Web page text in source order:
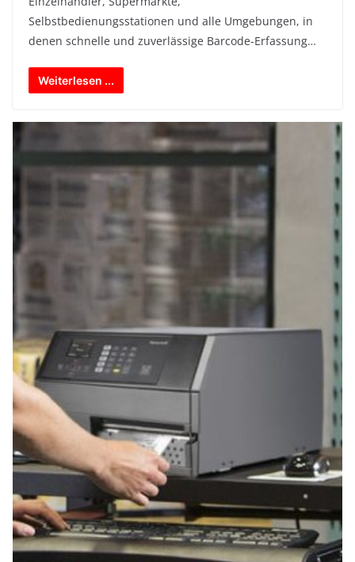
Selbstbedienungsstationen und alle Umgebungen, in
denen schnelle und zuverlässige Barcode-Erfassung…
Weiterlesen ...